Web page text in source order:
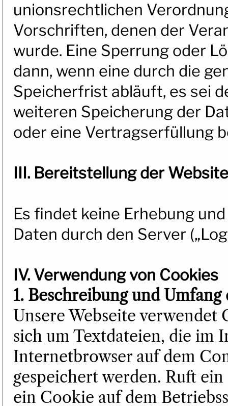
unionsrechtlichen
Vorschriften, denen der
wurde. Eine Sperrung oder
dann, wenn eine durch die
Speicherfrist abläuft, es sei
weiteren Speicherung der
oder eine Vertragserfüllung
III. Bereitstellung der
Es findet keine Erhebung
Daten durch den Server
IV. Verwendung von Cookies
1. Beschreibung und
Unsere Webseite verwendet
sich um Textdateien, die im
Internetbrowser auf dem
gespeichert werden. Ruft
ein Cookie auf dem